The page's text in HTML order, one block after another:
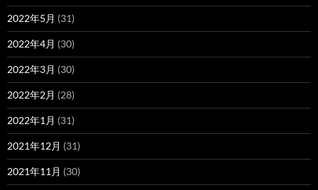
2022年5月 (31)
2022年4月 (30)
2022年3月 (30)
2022年2月 (28)
2022年1月 (31)
2021年12月 (31)
2021年11月 (30)